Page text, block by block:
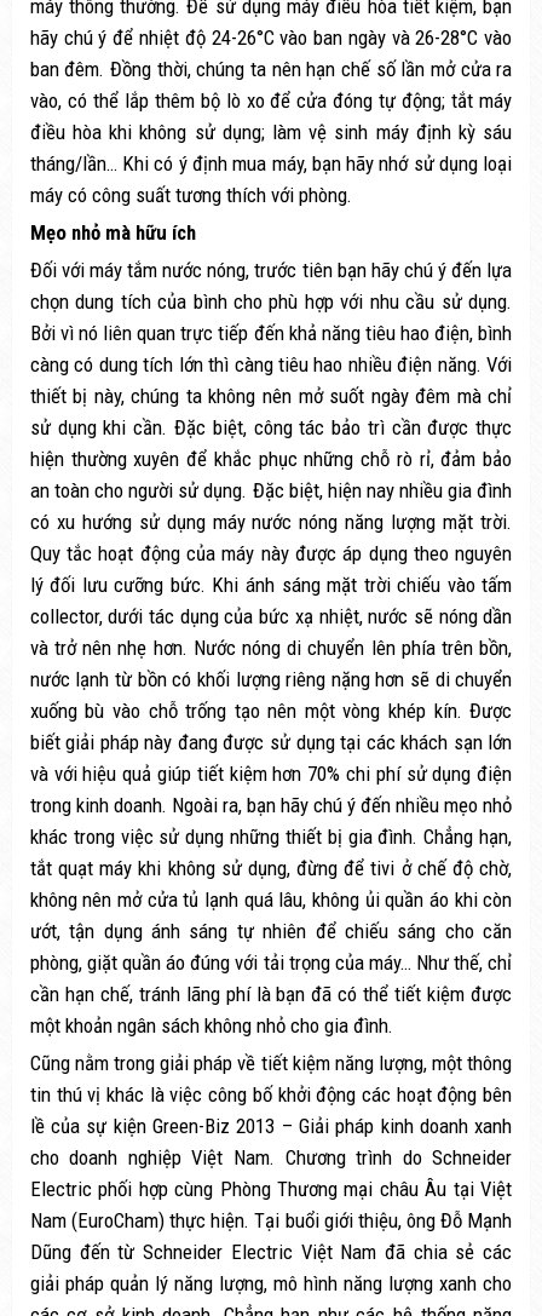
máy thông thường. Để sử dụng máy điều hòa tiết kiệm, bạn
hãy chú ý để nhiệt độ 24-26°C vào ban ngày và 26-28°C vào
ban đêm. Đồng thời, chúng ta nên hạn chế số lần mở cửa ra
vào, có thể lắp thêm bộ lò xo để cửa đóng tự động; tắt máy
điều hòa khi không sử dụng; làm vệ sinh máy định kỳ sáu
tháng/lần… Khi có ý định mua máy, bạn hãy nhớ sử dụng loại
máy có công suất tương thích với phòng.
Mẹo nhỏ mà hữu ích
Đối với máy tắm nước nóng, trước tiên bạn hãy chú ý đến lựa
chọn dung tích của bình cho phù hợp với nhu cầu sử dụng.
Bởi vì nó liên quan trực tiếp đến khả năng tiêu hao điện, bình
càng có dung tích lớn thì càng tiêu hao nhiều điện năng. Với
thiết bị này, chúng ta không nên mở suốt ngày đêm mà chỉ
sử dụng khi cần. Đặc biệt, công tác bảo trì cần được thực
hiện thường xuyên để khắc phục những chỗ rò rỉ, đảm bảo
an toàn cho người sử dụng. Đặc biệt, hiện nay nhiều gia đình
có xu hướng sử dụng máy nước nóng năng lượng mặt trời.
Quy tắc hoạt động của máy này được áp dụng theo nguyên
lý đối lưu cưỡng bức. Khi ánh sáng mặt trời chiếu vào tấm
collector, dưới tác dụng của bức xạ nhiệt, nước sẽ nóng dần
và trở nên nhẹ hơn. Nước nóng di chuyển lên phía trên bồn,
nước lạnh từ bồn có khối lượng riêng nặng hơn sẽ di chuyển
xuống bù vào chỗ trống tạo nên một vòng khép kín. Được
biết giải pháp này đang được sử dụng tại các khách sạn lớn
và với hiệu quả giúp tiết kiệm hơn 70% chi phí sử dụng điện
trong kinh doanh. Ngoài ra, bạn hãy chú ý đến nhiều mẹo nhỏ
khác trong việc sử dụng những thiết bị gia đình. Chẳng hạn,
tắt quạt máy khi không sử dụng, đừng để tivi ở chế độ chờ,
không nên mở cửa tủ lạnh quá lâu, không ủi quần áo khi còn
ướt, tận dụng ánh sáng tự nhiên để chiếu sáng cho căn
phòng, giặt quần áo đúng với tải trọng của máy… Như thế, chỉ
cần hạn chế, tránh lãng phí là bạn đã có thể tiết kiệm được
một khoản ngân sách không nhỏ cho gia đình.
Cũng nằm trong giải pháp về tiết kiệm năng lượng, một thông
tin thú vị khác là việc công bố khởi động các hoạt động bên
lề của sự kiện Green-Biz 2013 – Giải pháp kinh doanh xanh
cho doanh nghiệp Việt Nam. Chương trình do Schneider
Electric phối hợp cùng Phòng Thương mại châu Âu tại Việt
Nam (EuroCham) thực hiện. Tại buổi giới thiệu, ông Đỗ Mạnh
Dũng đến từ Schneider Electric Việt Nam đã chia sẻ các
giải pháp quản lý năng lượng, mô hình năng lượng xanh cho